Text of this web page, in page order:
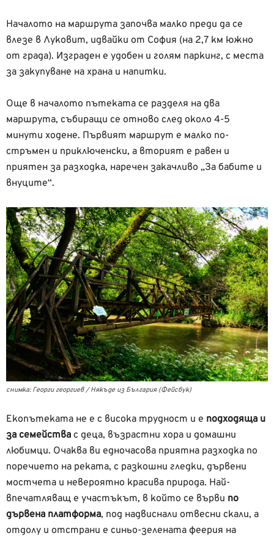
Началото на маршрута започва малко преди да се
влезе в Луковит, идвайки от София (на 2,7 км южно
от града). Изграден е удобен и голям паркинг, с места
за закупуване на храна и напитки.
Още в началото пътеката се разделя на два
маршрута, събиращи се отново след около 4-5
минути ходене. Първият маршрут е малко по-
стръмен и приключенски, а вторият е равен и
приятен за разходка, наречен закачливо „За бабите и
внуците“.
снимка: Георги георгиев / Някъде из България (Фейсбук)
Екопътеката не е с висока трудност и е подходяща и
за семейства с деца, възрастни хора и домашни
любимци. Очаква ви едночасова приятна разходка по
поречието на реката, с разкошни гледки, дървени
мостчета и невероятно красива природа. Най-
впечатляващ е участъкът, в който се върви по
дървена платформа, под надвиснали отвесни скали, а
отдолу и отстрани е синьо-зелената феерия на